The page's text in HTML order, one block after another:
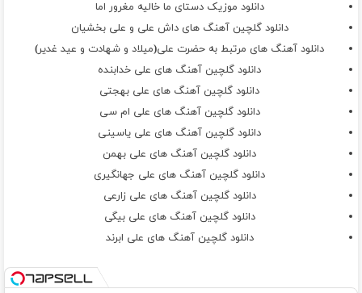
دانلود موزیک دستای ما خالیه مغرور اما
دانلود گلچین آهنگ های داش علی و علی بخشیان
دانلود آهنگ های مرتبط به حضرت علی(میلاد و شهادت و عید غدیر)
دانلود گلچین آهنگ های علی خدابنده
دانلود گلچین آهنگ های علی بهجتی
دانلود گلچین آهنگ های علی ام سی
دانلود گلچین آهنگ های علی یاسینی
دانلود گلچین آهنگ های علی بهمن
دانلود گلچین آهنگ های علی جهانگیری
دانلود گلچین آهنگ های علی زارعی
دانلود گلچین آهنگ های علی بیگی
دانلود گلچین آهنگ های علی ابرند